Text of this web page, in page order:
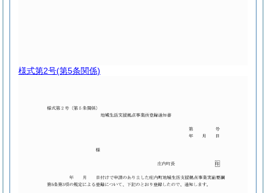
様式第2号(第5条関係)